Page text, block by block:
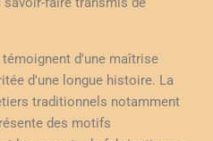
d'une maîtrise
d'une longue histoire. La
traditionnels notamment
des motifs